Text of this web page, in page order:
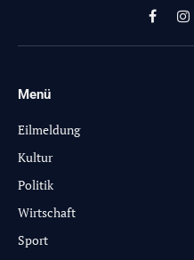
Menü
Eilmeldung
Kultur
Politik
Wirtschaft
Sport